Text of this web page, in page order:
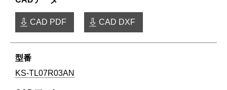
CAD PDF CAD DXF
KS-TL07R03AN